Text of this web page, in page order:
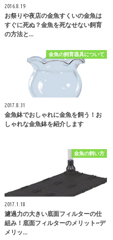
2016.8.19
お祭りや夜店の金魚すくいの金魚は
すぐに死ぬ？金魚を死なせない飼育
の方法と…
金魚の飼育器具について
2017.8.31
金魚鉢でおしゃれに金魚を飼う！お
しゃれな金魚鉢を紹介します
金魚の飼い方
2017.1.18
濾過力の大きい底面フィルターの仕
組み！底面フィルターのメリット~デ
メリッ…